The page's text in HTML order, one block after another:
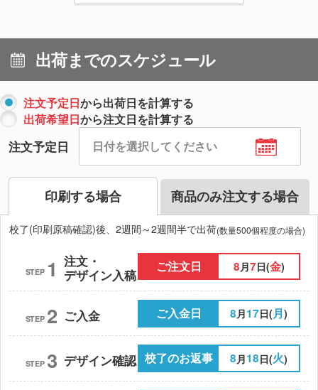
出荷までのスケジュール
注文予定日から出荷日を計算する
出荷希望日から注文日を計算する
注文予定日
印刷する場合 商品のみ注文する場合
校了(印刷原稿確認)後、2週間～2週間半で出荷(数量500個程度の場合)
STEP 1 注文・
デザイン入稿
ご注文日 8月7日(金)
STEP 2 ご入金 ご入金日 8月17日(月)
STEP 3 デザイン確認 校了のお返事 8 月18日(火)